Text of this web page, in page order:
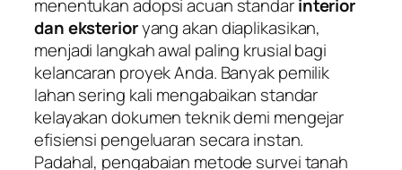
menentukan adopsi acuan standarinterior
dan eksterioryang akan diaplikasikan,
menjadi langkah awal paling krusial bagi
kelancaran proyek Anda. Banyak pemilik
lahan sering kali mengabaikan standar
kelayakan dokumen teknik demi mengejar
efisiensi pengeluaran secara instan.
Padahal, pengabaian metode survei tanah